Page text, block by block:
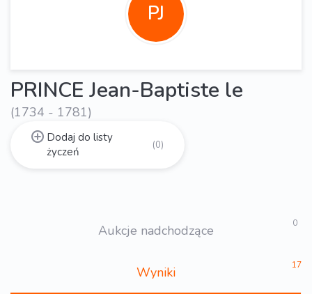
PJ
PRINCE Jean-Baptiste le
(1734 - 1781)
Dodaj do listy
życzeń
(0)
Aukcje nadchodzące 0
Wyniki 17